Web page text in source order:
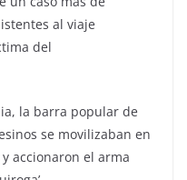
al viaje
del
la barra popular de
se movilizaban en
accionaron el arma